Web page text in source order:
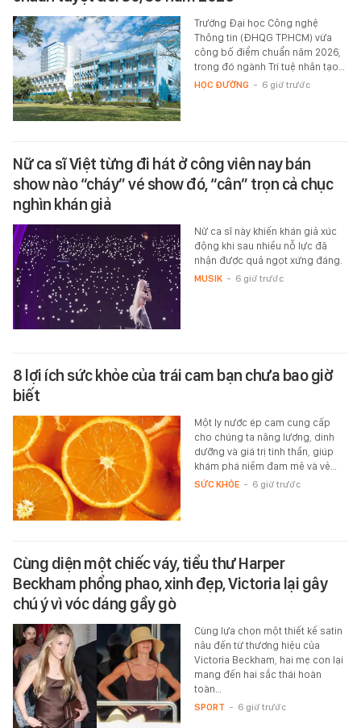
Trường Đại học Công nghệ
Thông tin (ĐHQG TP.HCM) vừa
công bố điểm chuẩn năm 2026,
trong đó ngành Trí tuệ nhân tạo…
HỌC ĐƯỜNG - 6 giờ trước
Nữ ca sĩ Việt từng đi hát ở công viên nay bán
show nào “cháy” vé show đó, “cân” trọn cả chục
nghìn khán giả
Nữ ca sĩ này khiến khán giả xúc
động khi sau nhiều nỗ lực đã
nhận được quả ngọt xứng đáng.
MUSIK - 6 giờ trước
8 lợi ích sức khỏe của trái cam bạn chưa bao giờ
biết
Một ly nước ép cam cung cấp
cho chúng ta năng lượng, dinh
dưỡng và giá trị tinh thần, giúp
khám phá niềm đam mê và vẻ…
SỨC KHỎE - 6 giờ trước
Cùng diện một chiếc váy, tiểu thư Harper
Beckham phổng phao, xinh đẹp, Victoria lại gây
chú ý vì vóc dáng gầy gò
Cùng lựa chọn một thiết kế satin
nâu đến từ thương hiệu của
Victoria Beckham, hai mẹ con lại
mang đến hai sắc thái hoàn
toàn…
SPORT - 6 giờ trước